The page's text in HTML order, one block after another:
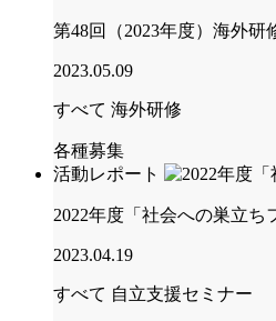
第48回（2023年度）海外研
2023.05.09
すべて 海外研修
各種募集
活動レポート
2022年度「社会への巣立
2023.04.19
すべて 自立支援セミナー